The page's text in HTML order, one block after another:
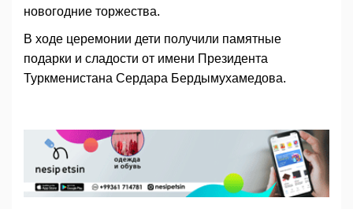
новогодние торжества.
В ходе церемонии дети получили памятные
подарки и сладости от имени Президента
Туркменистана Сердара Бердымухамедова.